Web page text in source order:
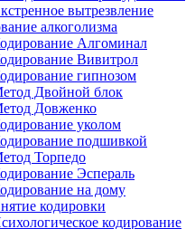
вытрезвление
алкоголизма
Алгоминал
Вивитрол
гипнозом
Двойной блок
Довженко
уколом
подшивкой
Торпедо
Эспераль
на дому
кодировки
кодирование